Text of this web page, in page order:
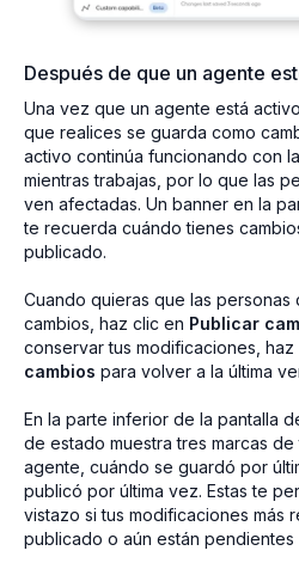
Después de que un agente
Una vez que un agente está
que realices se guarda como
activo continúa funcionando con
mientras trabajas, por lo que las
ven afectadas. Un banner en la
te recuerda cuándo tienes
publicado.
Cuando quieras que las personas
cambios, haz clic en Publicar
conservar tus modificaciones, haz
cambios para volver a la última
En la parte inferior de la pantalla
de estado muestra tres marcas
agente, cuándo se guardó por
publicó por última vez. Estas te
vistazo si tus modificaciones más
publicado o aún están